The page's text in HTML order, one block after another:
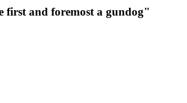
first and foremost a gundog"